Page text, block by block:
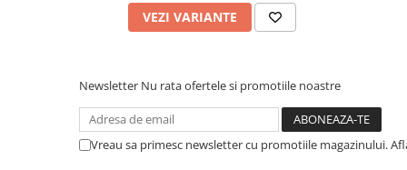
VEZI VARIANTE
Newsletter Nu rata ofertele si promotiile noastre
Vreau sa primesc newsletter cu promotiile magazinului.